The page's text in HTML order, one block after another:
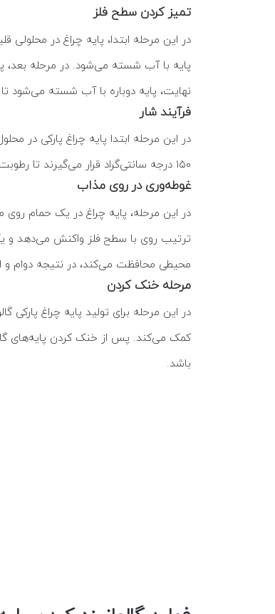
تمیز کردن سطح فلز
در این مرحله ابتدا، پایه چراغ در
پایه با آب شسته می‌شود. در مرحله بعد،
نهایت، پایه دوباره با آب شسته می‌شود
فرآیند شار
۱۵۰ درجه سانتی‌گراد قرار می‌گیرند تا رطوبت آن ها کاملاً از بین برود و از تشکیل اکسیدهای ناخواسته بر سطح فلز جلوگیری شود.
غوطه‌وری در روی مذاب
ترتیب روی با سطح فلز واکنش می‌دهد و یک
محیطی محافظت می‌کند، در نتیجه دوام و
مرحله خنک‌ کردن
در این مرحله برای تولید پایه چراغ
کمک می‌کند. پس از خنک‌ کردن پایه‌های
باشد.